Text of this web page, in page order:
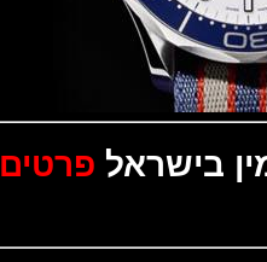
פרטים